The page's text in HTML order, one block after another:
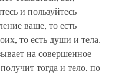
и пользуйтесь
ваше, то есть
то есть души и тела.
на совершенное
тогда и тело, по